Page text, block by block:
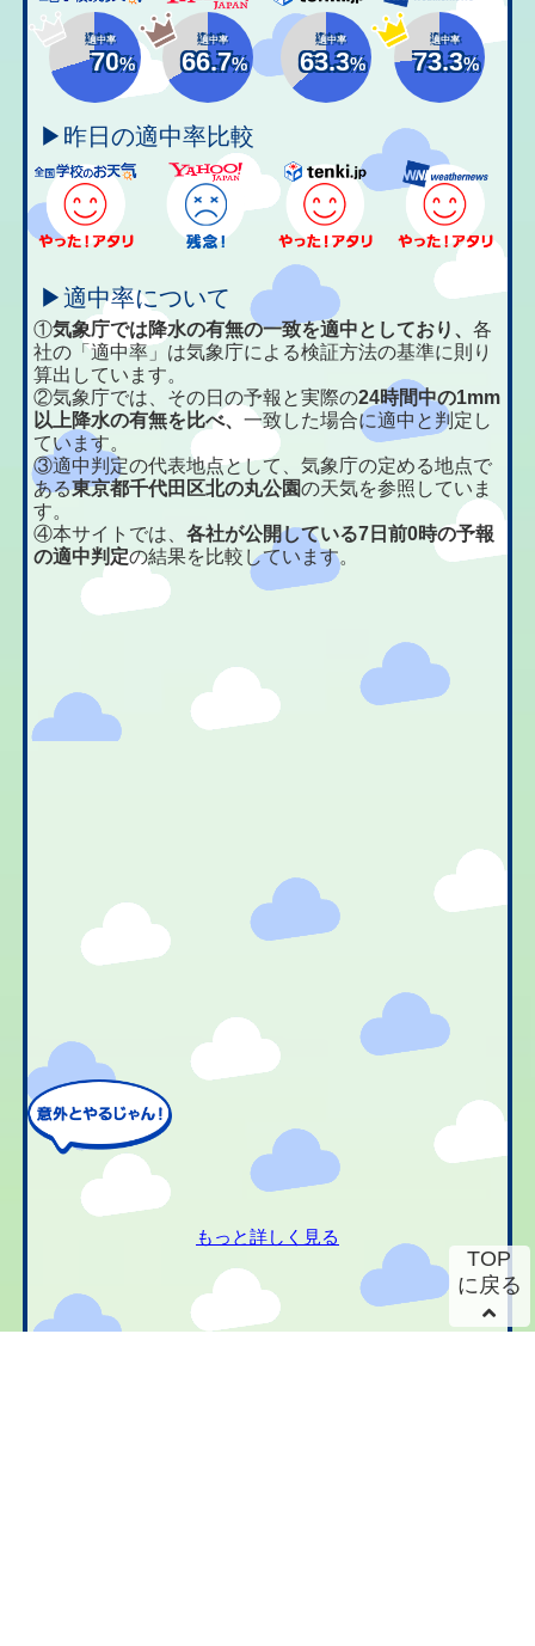
適中率
70%
適中率
66.7%
適中率
63.3%
適中率
73.3%
▶昨日の適中率比較
▶適中率について
①気象庁では降水の有無の一致を適中としており、各
社の「適中率」は気象庁による検証方法の基準に則り
算出しています。
②気象庁では、その日の予報と実際の24時間中の1mm
以上降水の有無を比べ、一致した場合に適中と判定し
ています。
③適中判定の代表地点として、気象庁の定める地点で
ある東京都千代田区北の丸公園の天気を参照していま
す。
④本サイトでは、各社が公開している7日前0時の予報
の適中判定の結果を比較しています。
もっと詳しく見る
TOP
に戻る